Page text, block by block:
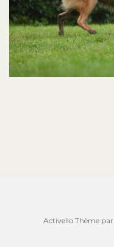
Activello Thème par